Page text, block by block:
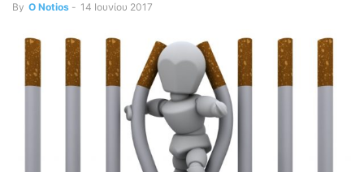
By O Notios - 14 Ιουνίου 2017